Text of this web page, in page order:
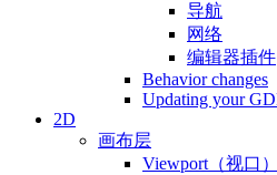
导航
网络
编辑器插件
Behavior changes
Updating your
2D
画布层
Viewport（视口